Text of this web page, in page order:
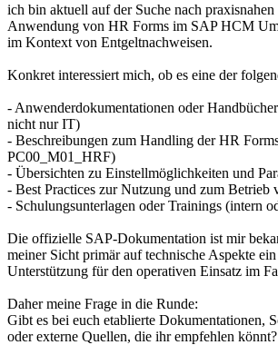
ich bin aktuell auf der Suche nach
Anwendung von HR Forms im SAP HCM
im Kontext von Entgeltnachweisen.
Konkret interessiert mich, ob es eine der
- Anwenderdokumentationen oder
nicht nur IT)
- Beschreibungen zum Handling der HR
PC00_M01_HRF)
- Übersichten zu Einstellmöglichkeiten und
- Best Practices zur Nutzung und zum Betrieb
- Schulungsunterlagen oder Trainings (intern
Die offizielle SAP-Dokumentation ist mir
meiner Sicht primär auf technische Aspekte
Unterstützung für den operativen Einsatz im
Daher meine Frage in die Runde:
Gibt es bei euch etablierte Dokumentationen,
oder externe Quellen, die ihr empfehlen könnt?